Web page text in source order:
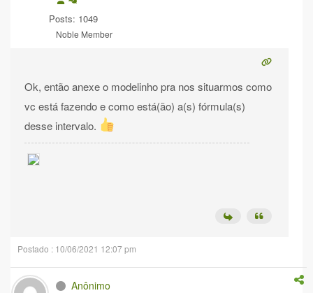
Posts: 1049
Noble Member
Ok, então anexe o modelinho pra nos situarmos como
vc está fazendo e como está(ão) a(s) fórmula(s)
desse intervalo.
Postado : 10/06/2021 12:07 pm
Anônimo